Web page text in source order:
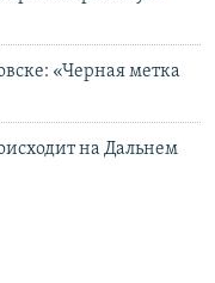
«Черная метка
на Дальнем